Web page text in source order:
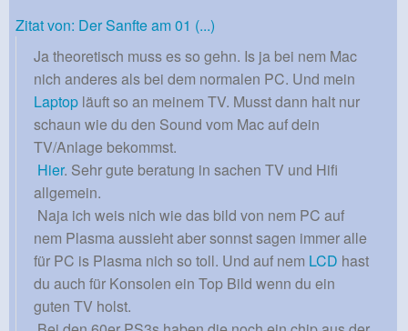
Zitat von: Der Sanfte am 01 (...)
Ja theoretisch muss es so gehn. Is ja bei nem Mac
nich anderes als bei dem normalen PC. Und mein
Laptop läuft so an meinem TV. Musst dann halt nur
schaun wie du den Sound vom Mac auf dein
TV/Anlage bekommst.
Hier. Sehr gute beratung in sachen TV und Hifi
allgemein.
Naja ich weis nich wie das bild von nem PC auf
nem Plasma aussieht aber sonnst sagen immer alle
für PC is Plasma nich so toll. Und auf nem LCD hast
du auch für Konsolen ein Top Bild wenn du ein
guten TV holst.